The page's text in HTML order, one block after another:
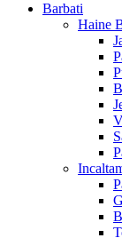
Barbati
Haine